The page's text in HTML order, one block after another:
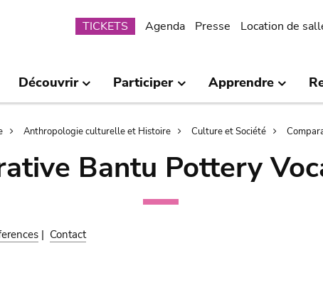
Submenu
TICKETS Agenda Presse Location de
Découvrir Participer Apprendre
Anthropologie culturelle et Histoire Culture et Société
Bantu Pottery
| Contact